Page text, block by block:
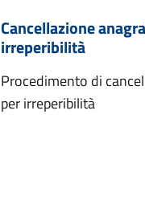
Cancellazione
irreperibilità
Procedimento di
per irreperibilità